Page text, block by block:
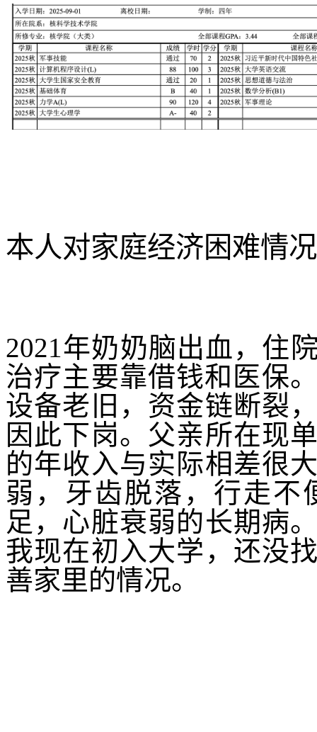
本人对家庭经济困难情
2021年奶奶脑出血，住
治疗主要靠借钱和医保
设备老旧，资金链断裂
因此下岗。父亲所在现
的年收入与实际相差很
弱，牙齿脱落，行走不
足，心脏衰弱的长期病
我现在初入大学，还没
善家里的情况。